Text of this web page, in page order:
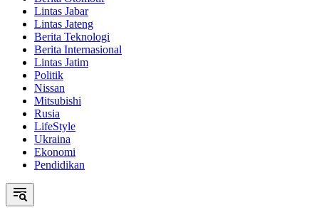
Lintas Jabar
Lintas Jateng
Berita Teknologi
Berita Internasional
Lintas Jatim
Politik
Nissan
Mitsubishi
Rusia
LifeStyle
Ukraina
Ekonomi
Pendidikan